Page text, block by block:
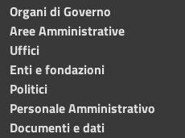
Organi di Governo
Aree Amministrative
Uffici
Enti e fondazioni
Politici
Personale Amministrativo
Documenti e dati